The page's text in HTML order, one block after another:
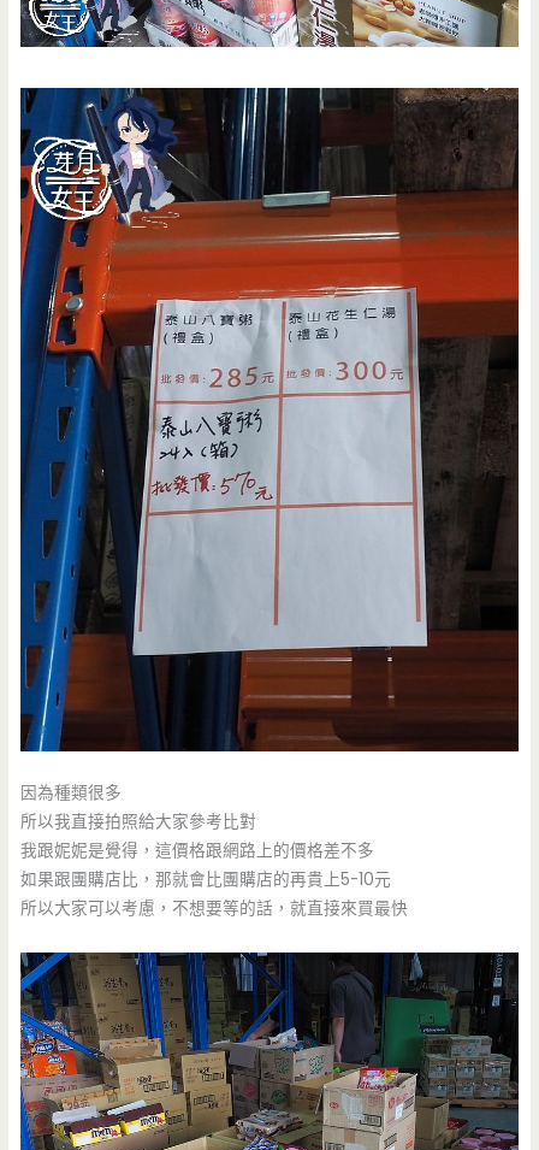
因為種類很多
所以我直接拍照給大家參考比對
我跟妮妮是覺得，這價格跟網路上的價格差不多
如果跟團購店比，那就會比團購店的再貴上5-10元
所以大家可以考慮，不想要等的話，就直接來買最快